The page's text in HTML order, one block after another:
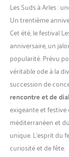
Les Suds à Arles :
Un trentième
Cet été, le festival
anniversaire, un
popularité. Prévu
véritable ode à la
succession de
rencontre et de
exigeante et
méditerranéen et
unique. L’esprit du
curiosité et de fête.